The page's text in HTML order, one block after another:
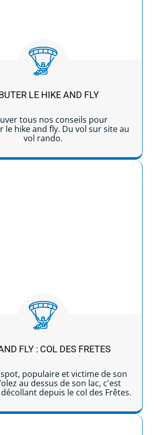
LE HIKE AND FLY
tous nos conseils pour
le hike and fly. Du vol sur site au
vol rando.
FLY : COL DES FRETES
populaire et victime de son
au dessus de son lac, c'est
depuis le col des Frêtes.